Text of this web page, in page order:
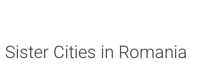
Sister Cities in Romania